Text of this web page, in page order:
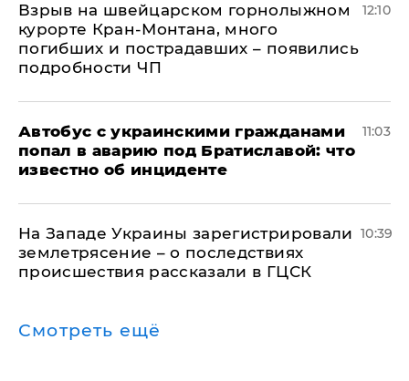
Взрыв на швейцарском горнолыжном
курорте Кран-Монтана, много
погибших и пострадавших – появились
подробности ЧП
12:10
Автобус с украинскими гражданами
попал в аварию под Братиславой: что
известно об инциденте
11:03
На Западе Украины зарегистрировали
землетрясение – о последствиях
происшествия рассказали в ГЦСК
10:39
Смотреть ещё